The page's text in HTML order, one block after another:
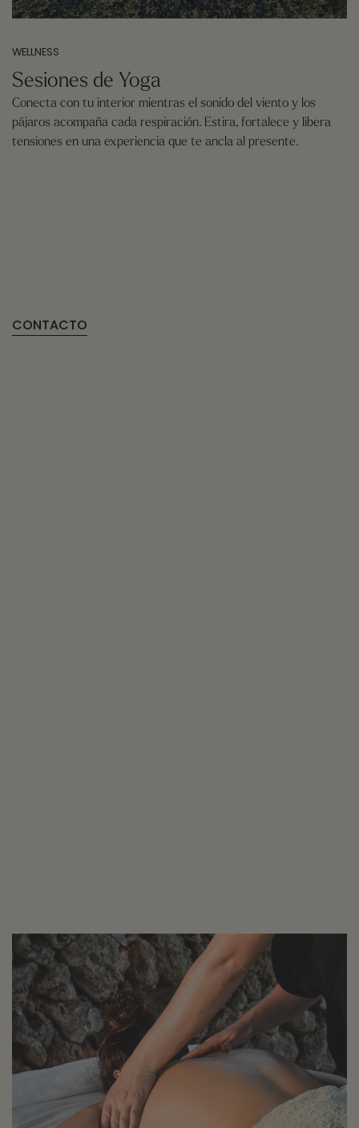
WELLNESS
Sesiones de Yoga
Conecta con tu interior mientras el sonido del viento y los
pájaros acompaña cada respiración. Estira, fortalece y libera
tensiones en una experiencia que te ancla al presente.
CONTACTO